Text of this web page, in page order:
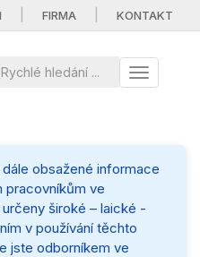
FIRMA KONTAKT
Toggle
obsažené informace
pracovníkům ve
široké – laické -
v používání těchto
jste odborníkem ve